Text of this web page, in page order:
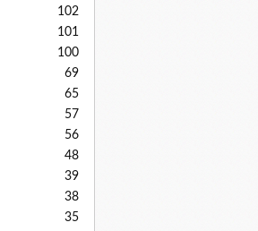
102
101
100
69
65
57
56
48
39
38
35